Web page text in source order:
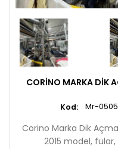
CORINO MARKA DIK
Mr-
Corino Marka Dik
2015 model,